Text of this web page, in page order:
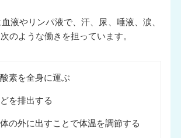
液やリンパ液で、汗、尿、唾液、涙、
のような働きを担っています。
素を全身に運ぶ
を排出する
の外に出すことで体温を調節する